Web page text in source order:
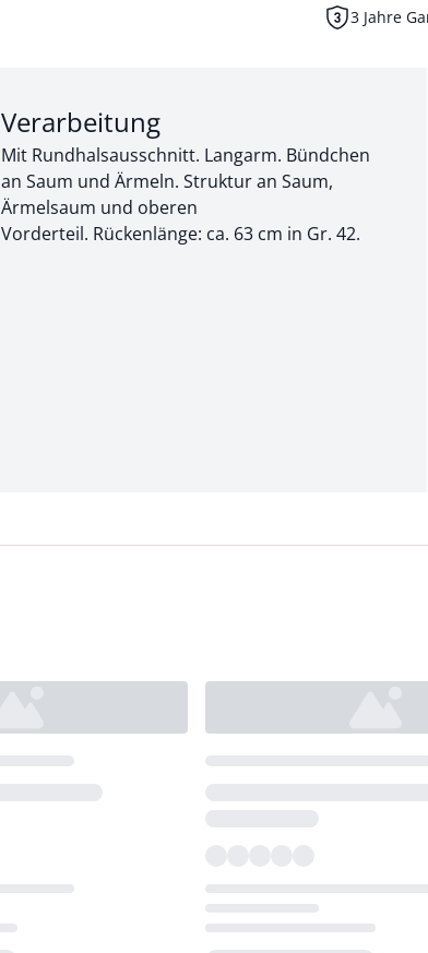
3 Jahre
Abschnitt 2 von 3:
Verarbeitung
Mit Rundhalsausschnitt. Langarm. Bündchen
an Saum und Ärmeln. Struktur an Saum,
Ärmelsaum und oberen
Vorderteil. Rückenlänge: ca. 63 cm in Gr. 42.